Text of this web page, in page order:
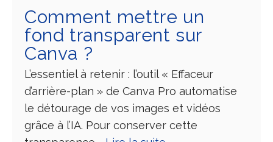
Comment mettre un
fond transparent sur
Canva ?
L’essentiel à retenir : l’outil « Effaceur
d’arrière-plan » de Canva Pro automatise
le détourage de vos images et vidéos
grâce à l’IA. Pour conserver cette